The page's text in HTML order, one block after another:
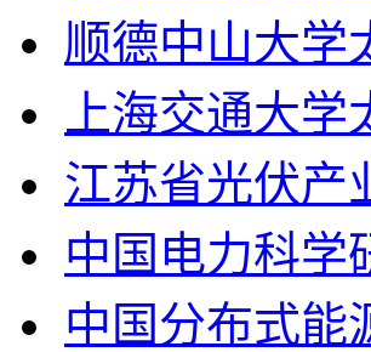
顺德中山大学
上海交通大
江苏省光伏产
中国电力科学
中国分布式能